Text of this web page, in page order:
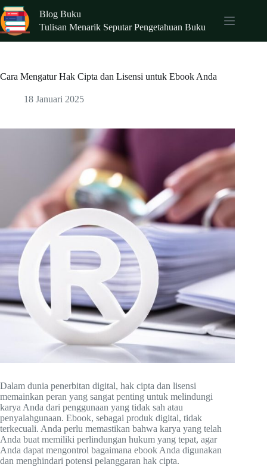
Skip
to
content
Blog Buku
Tulisan Menarik Seputar Pengetahuan Buku
Cara Mengatur Hak Cipta dan Lisensi untuk Ebook Anda
18 Januari 2025
Dalam dunia penerbitan digital, hak cipta dan lisensi
memainkan peran yang sangat penting untuk melindungi
karya Anda dari penggunaan yang tidak sah atau
penyalahgunaan. Ebook, sebagai produk digital, tidak
terkecuali. Anda perlu memastikan bahwa karya yang telah
Anda buat memiliki perlindungan hukum yang tepat, agar
Anda dapat mengontrol bagaimana ebook Anda digunakan
dan menghindari potensi pelanggaran hak cipta.